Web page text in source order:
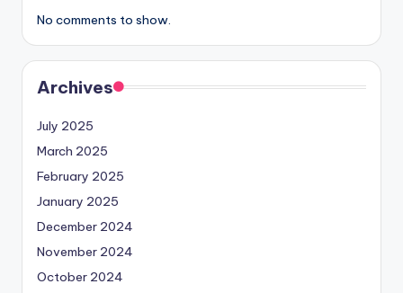
No comments to show.
Archives
July 2025
March 2025
February 2025
January 2025
December 2024
November 2024
October 2024